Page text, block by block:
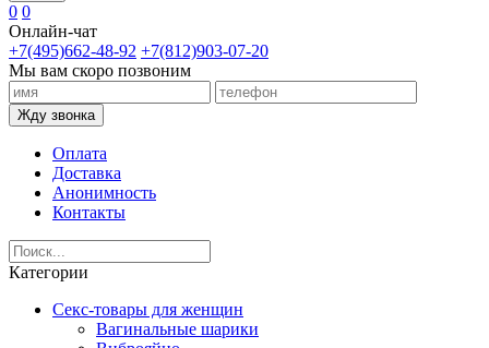
0 0
Онлайн-чат
+7(495)662-48-92 +7(812)903-07-20
Мы вам скоро позвоним
Жду звонка
Оплата
Доставка
Анонимность
Контакты
Категории
Секс-товары для женщин
Вагинальные шарики